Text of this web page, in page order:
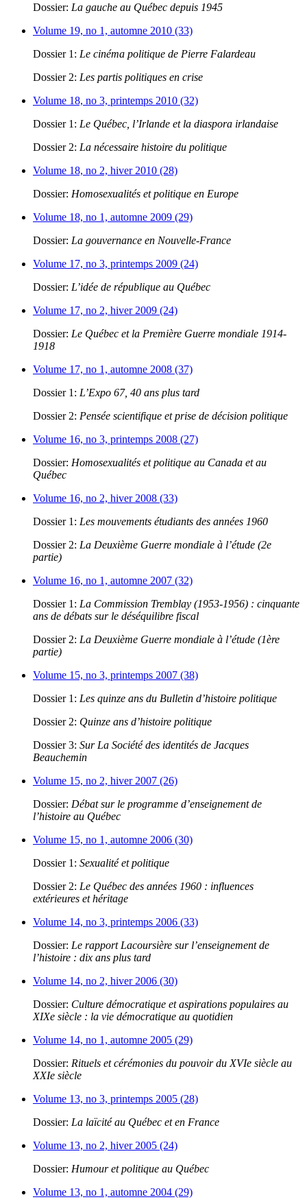
Dossier: La gauche au Québec depuis 1945
Volume 19, no 1, automne 2010 (33)
Dossier 1: Le cinéma politique de Pierre Falardeau
Dossier 2: Les partis politiques en crise
Volume 18, no 3, printemps 2010 (32)
Dossier 1: Le Québec, l’Irlande et la diaspora irlandaise
Dossier 2: La nécessaire histoire du politique
Volume 18, no 2, hiver 2010 (28)
Dossier: Homosexualités et politique en Europe
Volume 18, no 1, automne 2009 (29)
Dossier: La gouvernance en Nouvelle-France
Volume 17, no 3, printemps 2009 (24)
Dossier: L’idée de république au Québec
Volume 17, no 2, hiver 2009 (24)
Dossier: Le Québec et la Première Guerre mondiale 1914-
1918
Volume 17, no 1, automne 2008 (37)
Dossier 1: L’Expo 67, 40 ans plus tard
Dossier 2: Pensée scientifique et prise de décision politique
Volume 16, no 3, printemps 2008 (27)
Dossier: Homosexualités et politique au Canada et au
Québec
Volume 16, no 2, hiver 2008 (33)
Dossier 1: Les mouvements étudiants des années 1960
Dossier 2: La Deuxième Guerre mondiale à l’étude (2e
partie)
Volume 16, no 1, automne 2007 (32)
Dossier 1: La Commission Tremblay (1953-1956) : cinquante
ans de débats sur le déséquilibre fiscal
Dossier 2: La Deuxième Guerre mondiale à l’étude (1ère
partie)
Volume 15, no 3, printemps 2007 (38)
Dossier 1: Les quinze ans du Bulletin d’histoire politique
Dossier 2: Quinze ans d’histoire politique
Dossier 3: Sur La Société des identités de Jacques
Beauchemin
Volume 15, no 2, hiver 2007 (26)
Dossier: Débat sur le programme d’enseignement de
l’histoire au Québec
Volume 15, no 1, automne 2006 (30)
Dossier 1: Sexualité et politique
Dossier 2: Le Québec des années 1960 : influences
extérieures et héritage
Volume 14, no 3, printemps 2006 (33)
Dossier: Le rapport Lacoursière sur l’enseignement de
l’histoire : dix ans plus tard
Volume 14, no 2, hiver 2006 (30)
Dossier: Culture démocratique et aspirations populaires au
XIXe siècle : la vie démocratique au quotidien
Volume 14, no 1, automne 2005 (29)
Dossier: Rituels et cérémonies du pouvoir du XVIe siècle au
XXIe siècle
Volume 13, no 3, printemps 2005 (28)
Dossier: La laïcité au Québec et en France
Volume 13, no 2, hiver 2005 (24)
Dossier: Humour et politique au Québec
Volume 13, no 1, automne 2004 (29)